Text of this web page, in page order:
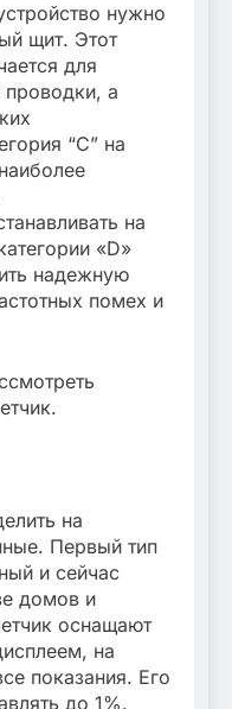
нужно
щит. Этот
для
проводки, а
“C” на
на
«D»
надежную
помех и
на
Первый тип
и сейчас
домов и
оснащают
на
показания. Его
до 1%.